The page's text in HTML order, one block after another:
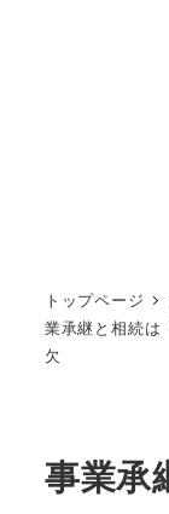
トップページ
業承継と相続は
欠
事業承